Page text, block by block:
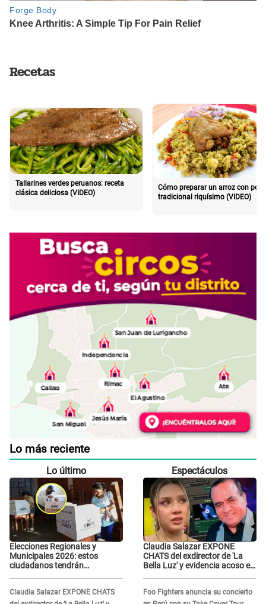
Recetas
Tallarines verdes peruanos: receta
clásica deliciosa (VIDEO)
Cómo preparar un arroz con pollo
tradicional riquísimo (VIDEO)
Lo más reciente
Lo último
Elecciones Regionales y
Municipales 2026: estos
ciudadanos tendrán
Claudia Salazar EXPONE CHATS
Espectáculos
Claudia Salazar EXPONE
CHATS del exdirector de 'La
Bella Luz' y evidencia acoso e
Foo Fighters anuncia su concierto